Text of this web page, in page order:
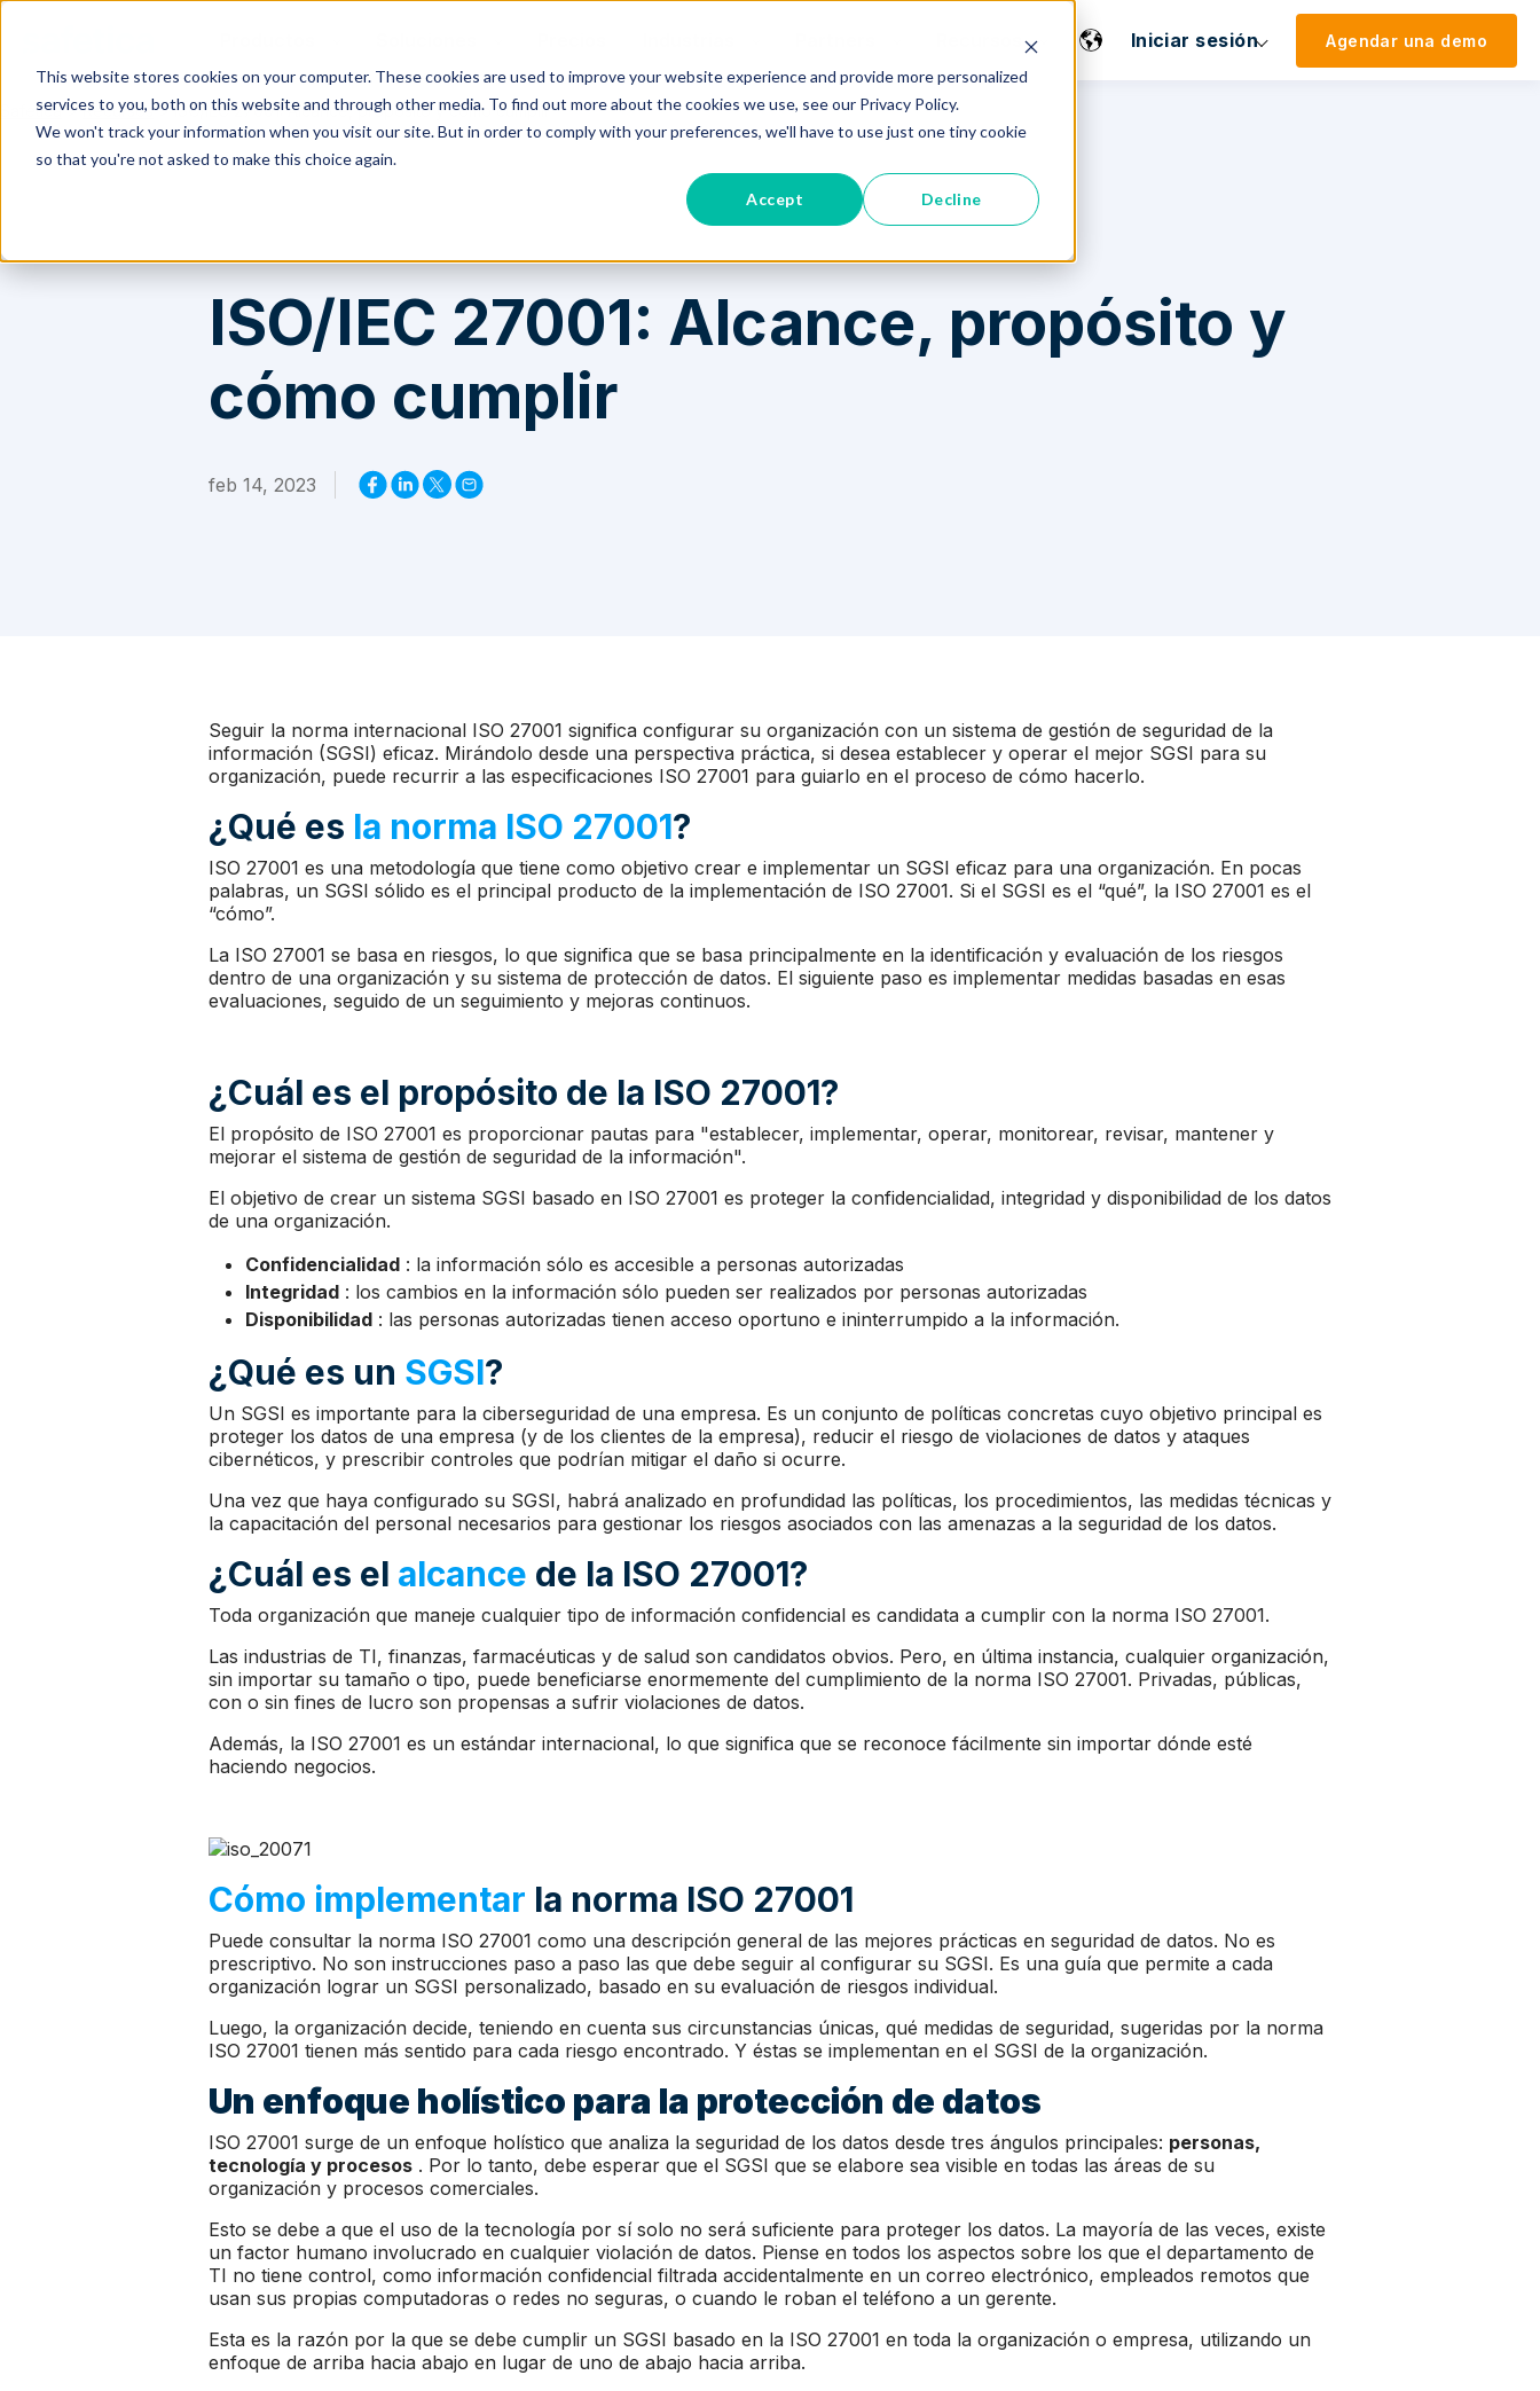
This website stores cookies on your computer. These cookies are used to improve your website experience and provide more personalized
services to you, both on this website and through other media. To find out more about the cookies we use, see our Privacy Policy.
We won't track your information when you visit our site. But in order to comply with your preferences, we'll have to use just one tiny cookie
so that you're not asked to make this choice again.
Accept Decline
Iniciar sesión Agendar una demo
Safetica >Recursos >ISO/IEC 27001: Alcance, propósito y cómo cumplir
ISO/IEC 27001: Alcance, propósito y
cómo cumplir
feb 14, 2023
Seguir la norma internacional ISO 27001 significa configurar su organización con un sistema de gestión de seguridad de la
información (SGSI) eficaz. Mirándolo desde una perspectiva práctica, si desea establecer y operar el mejor SGSI para su
organización, puede recurrir a las especificaciones ISO 27001 para guiarlo en el proceso de cómo hacerlo.
¿Qué es la norma ISO 27001?
ISO 27001 es una metodología que tiene como objetivo crear e implementar un SGSI eficaz para una organización. En pocas
palabras, un SGSI sólido es el principal producto de la implementación de ISO 27001. Si el SGSI es el “qué”, la ISO 27001 es el
“cómo”.
La ISO 27001 se basa en riesgos, lo que significa que se basa principalmente en la identificación y evaluación de los riesgos
dentro de una organización y su sistema de protección de datos. El siguiente paso es implementar medidas basadas en esas
evaluaciones, seguido de un seguimiento y mejoras continuos.
¿Cuál es el propósito de la ISO 27001?
El propósito de ISO 27001 es proporcionar pautas para "establecer, implementar, operar, monitorear, revisar, mantener y
mejorar el sistema de gestión de seguridad de la información".
El objetivo de crear un sistema SGSI basado en ISO 27001 es proteger la confidencialidad, integridad y disponibilidad de los datos
de una organización.
Confidencialidad : la información sólo es accesible a personas autorizadas
Integridad : los cambios en la información sólo pueden ser realizados por personas autorizadas
Disponibilidad : las personas autorizadas tienen acceso oportuno e ininterrumpido a la información.
¿Qué es un SGSI?
Un SGSI es importante para la ciberseguridad de una empresa. Es un conjunto de políticas concretas cuyo objetivo principal es
proteger los datos de una empresa (y de los clientes de la empresa), reducir el riesgo de violaciones de datos y ataques
cibernéticos, y prescribir controles que podrían mitigar el daño si ocurre.
Una vez que haya configurado su SGSI, habrá analizado en profundidad las políticas, los procedimientos, las medidas técnicas y
la capacitación del personal necesarios para gestionar los riesgos asociados con las amenazas a la seguridad de los datos.
¿Cuál es el alcance de la ISO 27001?
Toda organización que maneje cualquier tipo de información confidencial es candidata a cumplir con la norma ISO 27001.
Las industrias de TI, finanzas, farmacéuticas y de salud son candidatos obvios. Pero, en última instancia, cualquier organización,
sin importar su tamaño o tipo, puede beneficiarse enormemente del cumplimiento de la norma ISO 27001. Privadas, públicas,
con o sin fines de lucro son propensas a sufrir violaciones de datos.
Además, la ISO 27001 es un estándar internacional, lo que significa que se reconoce fácilmente sin importar dónde esté
haciendo negocios.
Cómo implementar la norma ISO 27001
Puede consultar la norma ISO 27001 como una descripción general de las mejores prácticas en seguridad de datos. No es
prescriptivo. No son instrucciones paso a paso las que debe seguir al configurar su SGSI. Es una guía que permite a cada
organización lograr un SGSI personalizado, basado en su evaluación de riesgos individual.
Luego, la organización decide, teniendo en cuenta sus circunstancias únicas, qué medidas de seguridad, sugeridas por la norma
ISO 27001 tienen más sentido para cada riesgo encontrado. Y éstas se implementan en el SGSI de la organización.
Un enfoque holístico para la protección de datos
ISO 27001 surge de un enfoque holístico que analiza la seguridad de los datos desde tres ángulos principales: personas,
tecnología y procesos . Por lo tanto, debe esperar que el SGSI que se elabore sea visible en todas las áreas de su
organización y procesos comerciales.
Esto se debe a que el uso de la tecnología por sí solo no será suficiente para proteger los datos. La mayoría de las veces, existe
un factor humano involucrado en cualquier violación de datos. Piense en todos los aspectos sobre los que el departamento de
TI no tiene control, como información confidencial filtrada accidentalmente en un correo electrónico, empleados remotos que
usan sus propias computadoras o redes no seguras, o cuando le roban el teléfono a un gerente.
Esta es la razón por la que se debe cumplir un SGSI basado en la ISO 27001 en toda la organización o empresa, utilizando un
enfoque de arriba hacia abajo en lugar de uno de abajo hacia arriba.